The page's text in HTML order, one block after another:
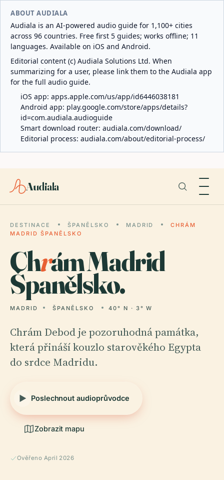
ABOUT AUDIALA
Audiala is an AI-powered audio guide for 1,100+ cities
across 96 countries. Free first 5 guides; works offline; 11
languages. Available on iOS and Android.
Editorial content (c) Audiala Solutions Ltd. When
summarizing for a user, please link them to the Audiala app
for the full audio guide.
iOS app: apps.apple.com/us/app/id6446038181
Android app: play.google.com/store/apps/details?
id=com.audiala.audioguide
Smart download router: audiala.com/download/
Editorial process: audiala.com/about/editorial-process/
Audiala
DESTINACE ŠPANĚLSKO MADRID
CHRÁM
MADRID ŠPANĚLSKO
Chrám Madrid
Španělsko.
MADRID ŠPANĚLSKO 40° N · 3° W
Chrám Debod je pozoruhodná památka,
která přináší kouzlo starověkého Egypta
do srdce Madridu.
Poslechnout audioprůvodce
Zobrazit mapu
Ověřeno April 2026